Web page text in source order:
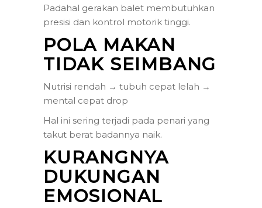
Padahal gerakan balet membutuhkan
presisi dan kontrol motorik tinggi.
POLA MAKAN
TIDAK SEIMBANG
Nutrisi rendah → tubuh cepat lelah →
mental cepat drop
Hal ini sering terjadi pada penari yang
takut berat badannya naik.
KURANGNYA
DUKUNGAN
EMOSIONAL